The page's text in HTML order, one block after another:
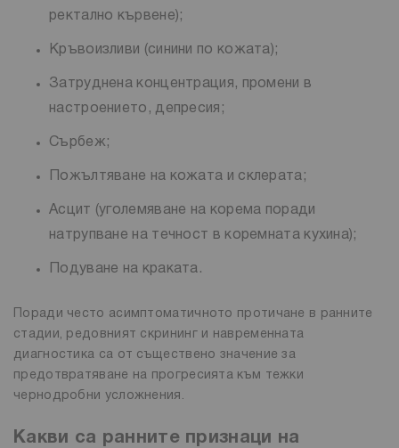
ректално кървене);
Кръвоизливи (синини по кожата);
Затруднена концентрация, промени в
настроението, депресия;
Сърбеж;
Пожълтяване на кожата и склерата;
Асцит (уголемяване на корема поради
натрупване на течност в коремната кухина);
Подуване на краката.
Поради често асимптоматичното протичане в ранните
стадии, редовният скрининг и навременната
диагностика са от съществено значение за
предотвратяване на прогресията към тежки
чернодробни усложнения.
Какви са ранните признаци на